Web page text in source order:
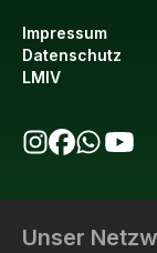
Impressum
Datenschutz
LMIV
Unser